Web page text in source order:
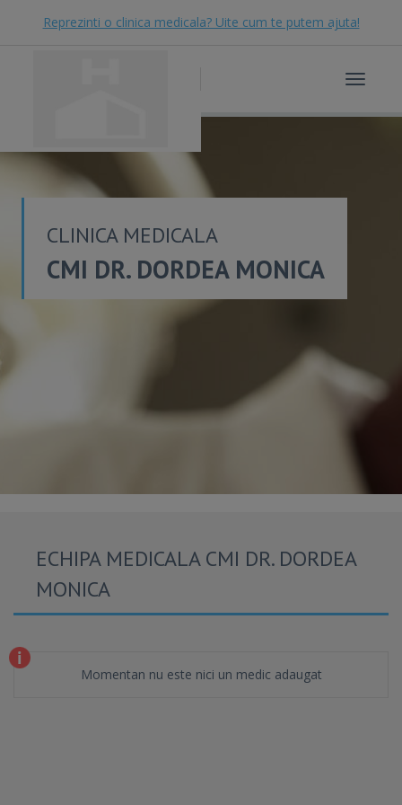
Reprezinti o clinica medicala? Uite cum te putem ajuta!
Toggle
CLINICA MEDICALA
CMI DR. DORDEA MONICA
ECHIPA MEDICALA CMI DR. DORDEA
MONICA
Momentan nu este nici un medic adaugat